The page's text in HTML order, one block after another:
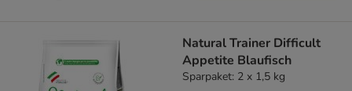
Natural Trainer Difficult
Appetite Blaufisch
Sparpaket: 2 x 1,5 kg